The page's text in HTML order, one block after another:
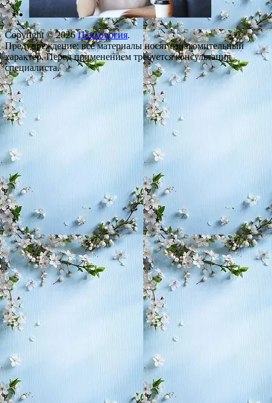
Copyright © 2026Психология.
Предупреждение: все материалы носят ознакомительный
характер. Перед применением требуется консультация
специалиста.